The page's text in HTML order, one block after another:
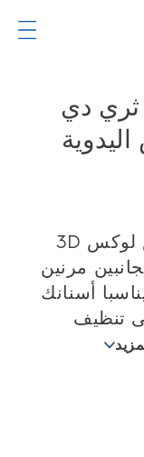
ثري دي
تتميز فرشاة الأسنان بروفلكس لوكس 3D
مرنين
أسنانك
تنظيف